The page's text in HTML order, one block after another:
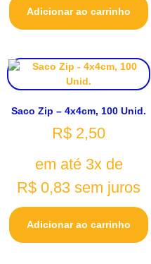
Adicionar ao carrinho
Saco Zip – 4x4cm, 100 Unid.
R$ 2,50
em até 3x de
R$ 0,83 sem juros
Adicionar ao carrinho